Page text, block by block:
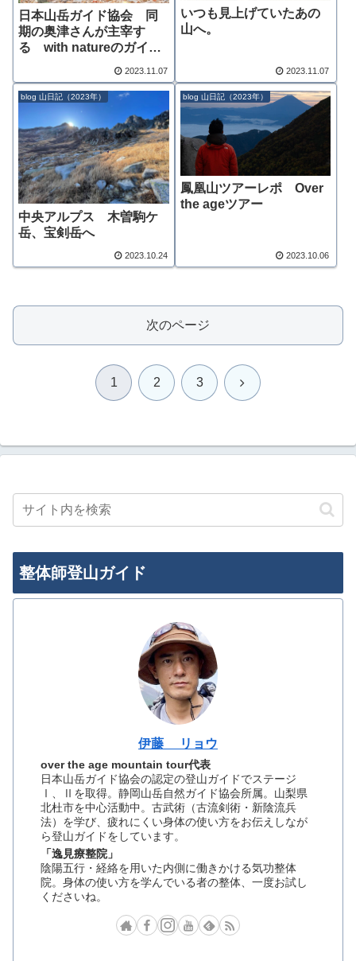
日本山岳ガイド協会 同
期の奥津さんが主宰す
る with natureのガイド
2023.11.07
いつも見上げていたあの
山へ。
2023.11.07
blog 山日記（2023年）
中央アルプス 木曽駒ケ
岳、宝剣岳へ
2023.10.24
blog 山日記（2023年）
鳳凰山ツアーレポ Over
the ageツアー
2023.10.06
次のページ
1 2 3 次
整体師登山ガイド
伊藤 リョウ
over the age mountain tour代表
日本山岳ガイド協会の認定の登山ガイドでステージ
Ⅰ、Ⅱを取得。静岡山岳自然ガイド協会所属。山梨県
北杜市を中心活動中。古武術（古流剣術・新陰流兵
法）を学び、疲れにくい身体の使い方をお伝えしなが
ら登山ガイドをしています。
「逸見療整院」
陰陽五行・経絡を用いた内側に働きかける気功整体
院。身体の使い方を学んでいる者の整体、一度お試し
くださいね。